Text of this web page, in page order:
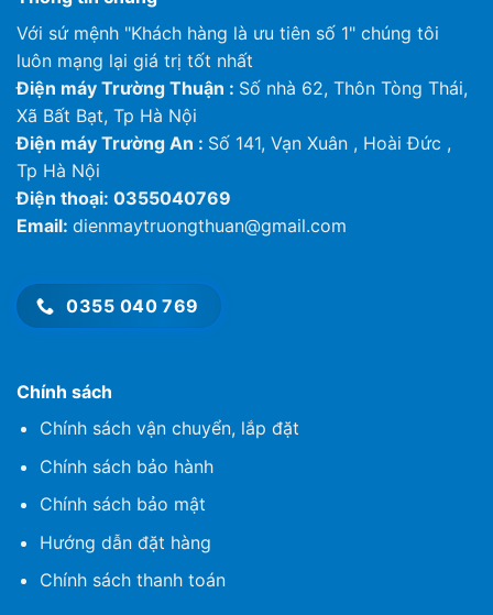
Đường kính
ống
Ống hơi
mm
(inch)
12.70 (1/2)
Ống lỏng
mm
6.35 (1/4)
Chiều dài ống
đồng
Tối thiểu –
Tối đa
m 5 – 30
Chênh lệch độ cao
Chiều dài tiêu
Tối đa m 15
Dải nhiệt độ
hoạt động
Tối thiểu –
Với sứ mệnh "Khách hàng là ưu tiên số 1" chúng tôi
luôn mạng lại giá trị tốt nhất
Điện máy Trường Thuận : Số nhà 62, Thôn Tòng Thái,
Xã Bất Bạt, Tp Hà Nội
Điện máy Trường An : Số 141, Vạn Xuân , Hoài Đức ,
Tp Hà Nội
Điện thoại: 0355040769
Email: dienmaytruongthuan@gmail.com
0355 040 769
Chính sách
Chính sách vận chuyển, lắp đặt
Chính sách bảo hành
Chính sách bảo mật
Hướng dẫn đặt hàng
Chính sách thanh toán